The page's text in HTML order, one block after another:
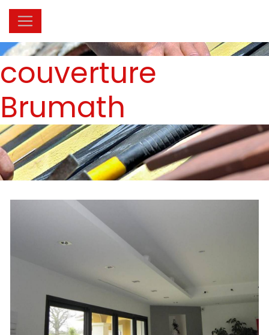
couverture
Brumath
Panneau de gestion des cookies